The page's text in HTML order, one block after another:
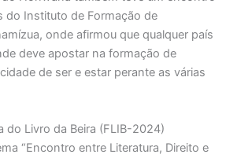
do Instituto de Formação de
onde afirmou que qualquer país
deve apostar na formação de
de ser e estar perante as várias
do Livro da Beira (FLIB-2024)
“Encontro entre Literatura, Direito e